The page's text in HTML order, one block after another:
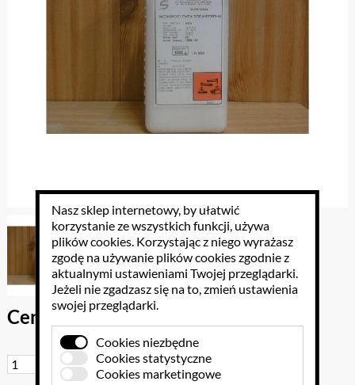
Cena brutto: 21.96 PLN
Do koszyka
Nasz sklep internetowy, by ułatwić
korzystanie ze wszystkich funkcji, używa
plików cookies. Korzystając z niego wyrażasz
zgodę na używanie plików cookies zgodnie z
aktualnymi ustawieniami Twojej przeglądarki.
Jeżeli nie zgadzasz się na to, zmień ustawienia
swojej przeglądarki.
Cookies niezbędne
Cookies statystyczne
Cookies marketingowe